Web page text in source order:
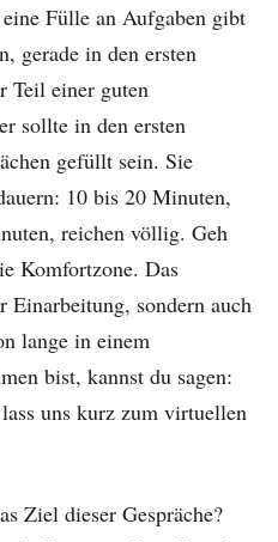
Fülle an Aufgaben gibt
gerade in den ersten
Teil einer guten
sollte in den ersten
gefüllt sein. Sie
10 bis 20 Minuten,
reichen völlig. Geh
Komfortzone. Das
sondern auch
lange in einem
bist, kannst du sagen:
uns kurz zum virtuellen
Ziel dieser Gespräche?